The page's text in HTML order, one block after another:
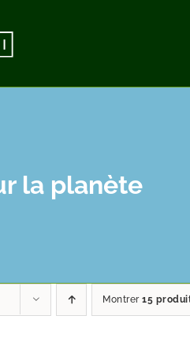
la planète
Montrer 15